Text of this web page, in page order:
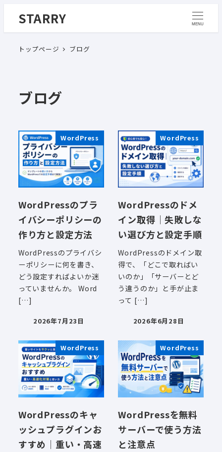
STARRY MENU
トップページ ブログ
ブログ
WordPress
WordPressのプラ
イバシーポリシーの
作り方と設定方法
WordPressのプライバシ
ーポリシーに何を書き、
どう設定すればよいか迷
っていませんか。 Word
[…]
投稿日
2026年7月23日
WordPress
WordPressのドメ
イン取得｜失敗しな
い選び方と設定手順
WordPressのドメイン取
得で、「どこで取ればい
いのか」「サーバーとど
う違うのか」と手が止ま
って […]
投稿日
2026年6月28日
WordPress
WordPressのキャ
ッシュプラグインお
すすめ｜重い・高速
WordPress
WordPressを無料
サーバーで使う方法
と注意点